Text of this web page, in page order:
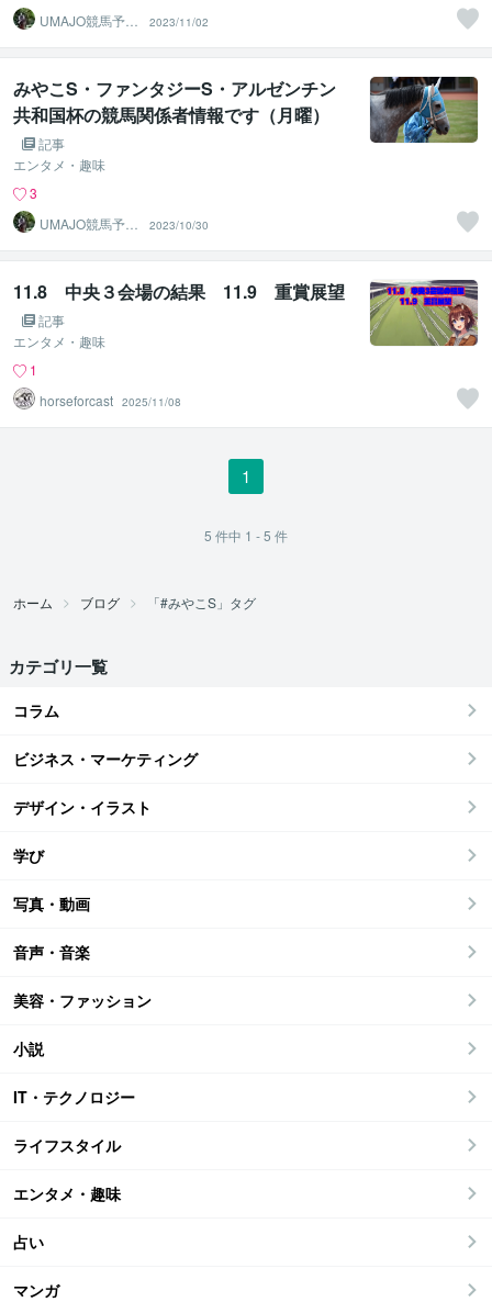
UMAJO競馬予想
2023/11/02
みやこS・ファンタジーS・アルゼンチン
共和国杯の競馬関係者情報です（月曜）
記事
エンタメ・趣味
3
UMAJO競馬予想
2023/10/30
11.8 中央３会場の結果 11.9 重賞展望
記事
エンタメ・趣味
1
horseforcast 2025/11/08
1
5 件中 1 - 5 件
ホーム ブログ 「#みやこS」タグ
カテゴリ一覧
コラム
ビジネス・マーケティング
デザイン・イラスト
学び
写真・動画
音声・音楽
美容・ファッション
小説
IT・テクノロジー
ライフスタイル
エンタメ・趣味
占い
マンガ